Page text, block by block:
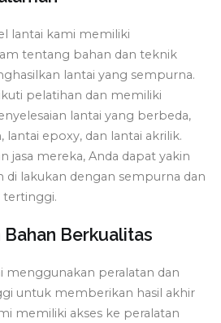
lantai kami memiliki
tentang bahan dan teknik
lantai yang sempurna.
pelatihan dan memiliki
lantai yang berbeda,
epoxy, dan lantai akrilik.
jasa mereka, Anda dapat yakin
di lakukan dengan sempurna dan
tertinggi.
Berkualitas
menggunakan peralatan dan
untuk memberikan hasil akhir
memiliki akses ke peralatan